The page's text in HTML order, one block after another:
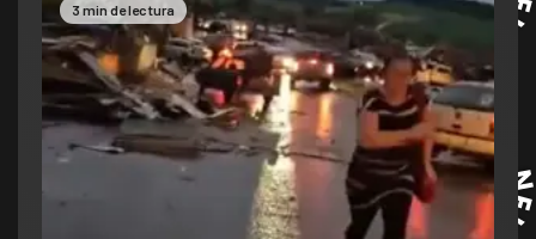
3 min de lectura